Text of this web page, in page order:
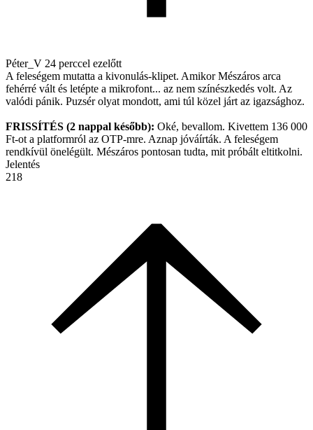
Péter_V 24 perccel ezelőtt
A feleségem mutatta a kivonulás-klipet. Amikor Mészáros arca
fehérré vált és letépte a mikrofont... az nem színészkedés volt. Az
valódi pánik. Puzsér olyat mondott, ami túl közel járt az igazsághoz.
FRISSÍTÉS (2 nappal később): Oké, bevallom. Kivettem 136 000
Ft-ot a platformról az OTP-mre. Aznap jóváírták. A feleségem
rendkívül önelégült. Mészáros pontosan tudta, mit próbált eltitkolni.
Jelentés
218